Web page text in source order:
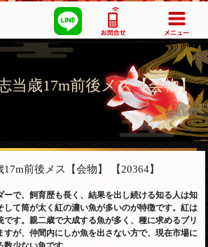
当歳17m前後メス【会物】
前後メス【会物】 【20364】
ーで、飼育歴も長く、結果を出し続ける知る人は知
して筒が太く紅の濃い魚が多いのが特徴です。紅は
です。親二歳で大成する魚が多く、種に求めるブリ
すが、仲間内にしか魚を出さない方で、現在市場に